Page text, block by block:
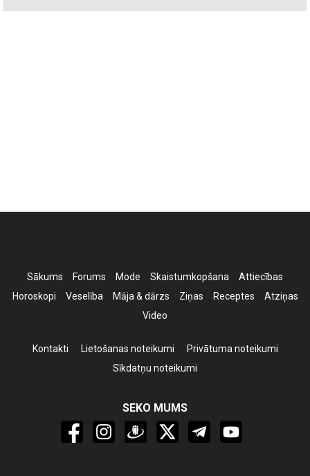
Sākums Forums Mode Skaistumkopšana
Attiecības
Horoskopi
Veselība Māja & dārzs Ziņas Receptes
Atziņas
Video
Kontakti Lietošanas noteikumi
Privātuma noteikumi
Sīkdatņu noteikumi
SEKO MUMS